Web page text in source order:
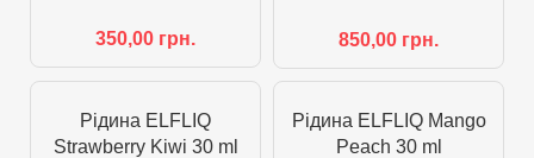
350,00 грн.
850,00 грн.
Рідина ELFLIQ
Strawberry Kiwi 30 ml
Рідина ELFLIQ Mango
Peach 30 ml